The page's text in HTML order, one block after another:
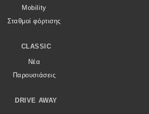
Mobility
Σταθμοί φόρτισης
CLASSIC
Νέα
Παρουσιάσεις
DRIVE AWAY